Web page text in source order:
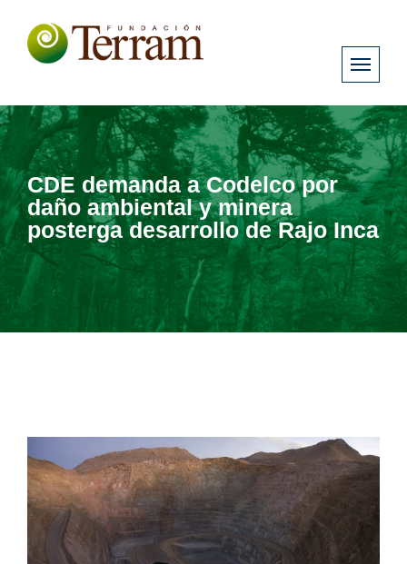
CDE demanda a Codelco por
daño ambiental y minera
posterga desarrollo de Rajo Inca